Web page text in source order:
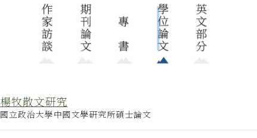
楊牧散文研究
國立政治大學中國文學研究所碩士論文